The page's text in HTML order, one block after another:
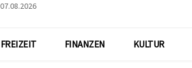
FREIZEIT FINANZEN KULTUR